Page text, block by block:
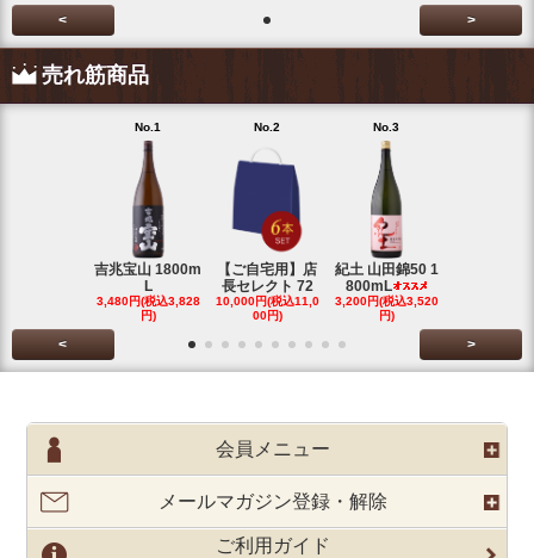
< >
売れ筋商品
No.1
吉兆宝山 1800m
L
3,480円(税込3,828
円)
No.2
【ご自宅用】店
長セレクト 72
10,000円(税込11,0
00円)
No.3
紀土 山田錦50 1
800mL
3,200円(税込3,520
円)
< >
会員メニュー
メールマガジン登録・解除
ご利用ガイド